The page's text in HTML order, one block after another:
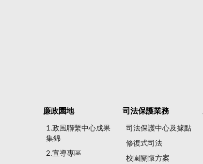
廉政園地
1.政風聯繫中心成果
集錦
2.宣導專區
司法保護業務
司法保護中心及據點
修復式司法
校園關懷方案